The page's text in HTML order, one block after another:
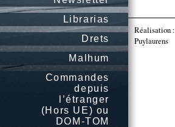
Librarias
Drets
Malhum
Commandes
depuis
l’étranger
(Hors UE) ou
DOM-TOM
Réalisation :
Puylaurens